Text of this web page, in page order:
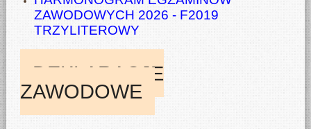
ZAWODOWYCH 2026 - F2019
TRZYLITEROWY
DEKLARACJE
ZAWODOWE